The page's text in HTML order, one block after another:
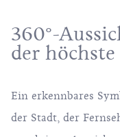
360°-
der
Ein erkennbares
der Stadt, der